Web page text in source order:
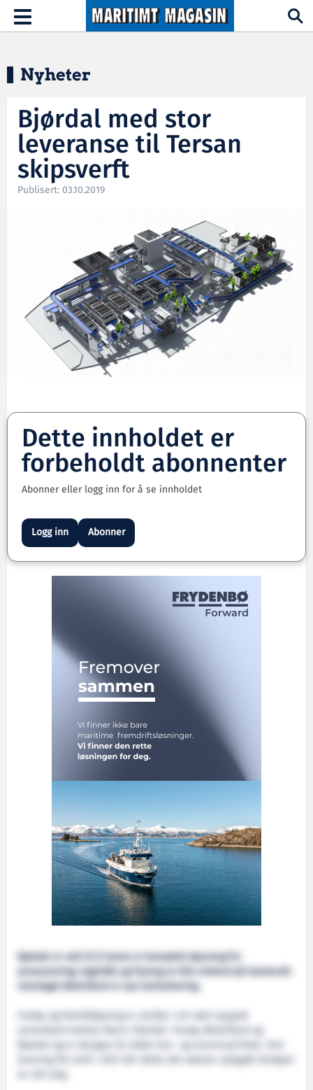
Hopp til hovedinnhold
Toggle
navigation
Nyheter
Bjørdal med stor
leveranse til Tersan
skipsverft
Publisert: 03.10.2019
Dette innholdet er
forbeholdt abonnenter
Abonner eller logg inn for å se innholdet
Logg inn Abonner
Bjørdal er valt til å levere ei komplett løysning for
prosessering, logistikk og frysing av fisk ombord på Austevoll-
reiarlaget Østerfjord si nye kontrahering.
Fartøy og fabrikkløysing er utvikla i eit nært og godt
samarbeid mellom Marin Teknikk i Herøy, Østerfjord og
Bjørdal og er designa for både line- og snurrevad fiske. Ved
levering frå verft i 2021 blir dette det største nybygde fartøyet
av sitt slag.